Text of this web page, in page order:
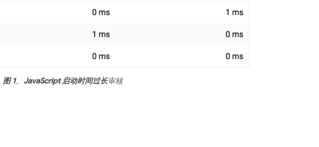
图 1。 JavaScript 启动时间过长审核